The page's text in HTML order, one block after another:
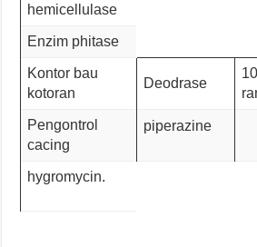
hemicellulase
Enzim phitase
Kontor bau
kotoran
Deodrase
Pengontrol
cacing
piperazine
hygromycin.